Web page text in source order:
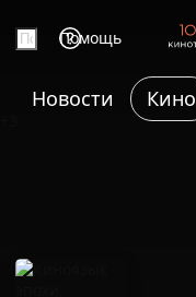
Помощь
Новости Кино